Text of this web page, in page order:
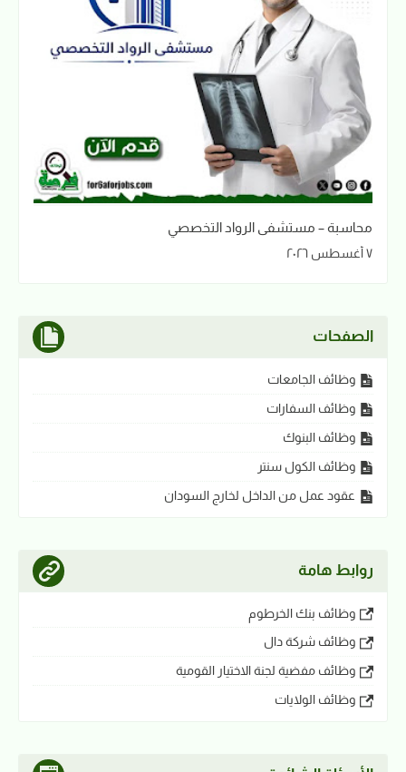
محاسبة – مستشفى الرواد التخصصي
٧ أغسطس ٢٠٢٦
الصفحات
وظائف الجامعات
وظائف السفارات
وظائف البنوك
وظائف الكول سنتر
عقود عمل من الداخل لخارج السودان
روابط هامة
وظائف بنك الخرطوم
وظائف شركة دال
وظائف مفضية لجنة الاختيار القومية
وظائف الولايات